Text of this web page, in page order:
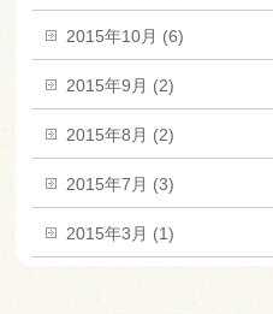
2015年10月 (6)
2015年9月 (2)
2015年8月 (2)
2015年7月 (3)
2015年3月 (1)